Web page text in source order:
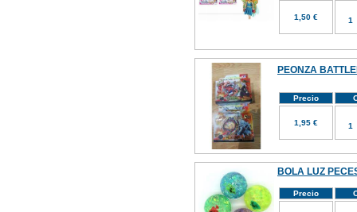
1,50 €
PEONZA
Precio
1,95 €
BOLA LUZ
Precio